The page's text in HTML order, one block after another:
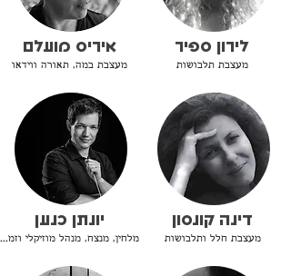
לירון ספיר
מעצבת תלבושות
דינה קונסון
מעצבת חלל ותלבושות
איריס מועלם
מעצבת במה, תאורה ווידאו
יונתן כנען
מלחין, מנצח, מנהל מוזיקלי וזמר יוצר